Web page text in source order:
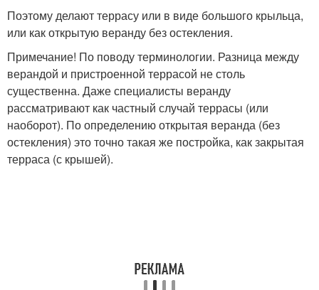
Поэтому делают террасу или в виде большого крыльца,
или как открытую веранду без остекления.
Примечание! По поводу терминологии. Разница между
верандой и пристроенной террасой не столь
существенна. Даже специалисты веранду
рассматривают как частный случай террасы (или
наоборот). По определению открытая веранда (без
остекления) это точно такая же постройка, как закрытая
терраса (с крышей).